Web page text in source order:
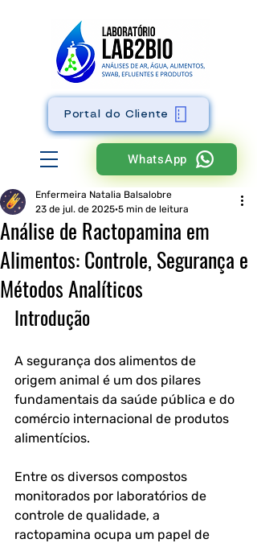
WhatsApp
Portal do Cliente
Análise de Ractopamina em
Alimentos: Controle, Segurança e
Métodos Analíticos
Enfermeira Natalia Balsalobre
23 de jul. de 2025 5 min de leitura
Introdução
A segurança dos alimentos de
origem animal é um dos pilares
fundamentais da saúde pública e do
comércio internacional de produtos
alimentícios.
Entre os diversos compostos
monitorados por laboratórios de
controle de qualidade, a
ractopamina ocupa um papel de